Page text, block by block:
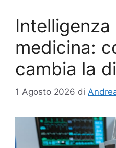
medicina:
cambia la
1 Agosto 2026 di